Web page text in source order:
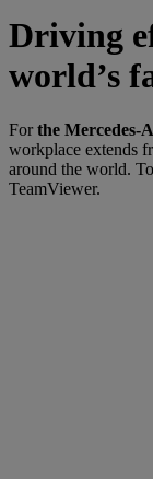
Driving
world’s
Forthe Mercedes-
workplace extends
around the world.
TeamViewer.